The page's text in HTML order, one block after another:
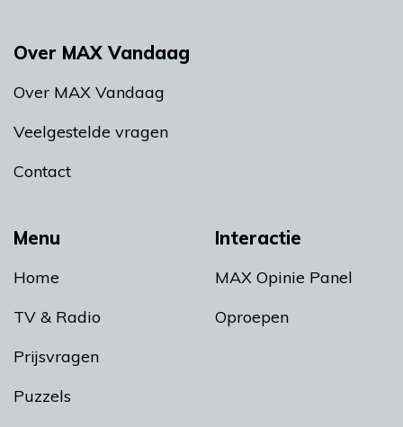
Menu
Home
TV & Radio
Prijsvragen
Puzzels
Interactie
MAX Opinie Panel
Oproepen
Over MAX Vandaag
Over MAX Vandaag
Veelgestelde vragen
Contact